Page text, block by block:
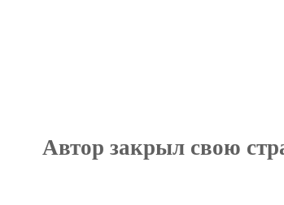
Автор закрыл свою